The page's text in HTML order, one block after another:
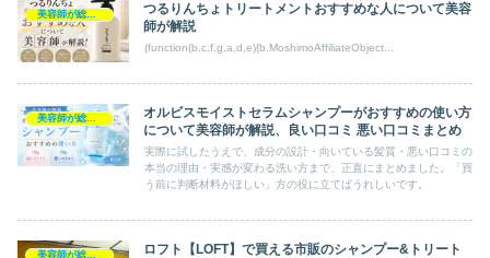
美容師が総評トリートメント
つるりんちょトリートメントおすすめな人について美容
師が解説
(function(b,c,f,g,a,d,e){b.MoshimoAffiliateObject...
オルビスモイストセラムシャンプーがおすすめの使い方
について美容師が解説、良い口コミ 悪い口コミまとめ
実際に試したうえで、成分の設計・向いている髪質・悪い口コミの
本当の理由・実感が変わる洗い方まで、正直にまとめました。「買
う前に判断材料がほしい」方の役に立てばうれしいです。
ロフト【LOFT】で買える市販のシャンプー&トリート